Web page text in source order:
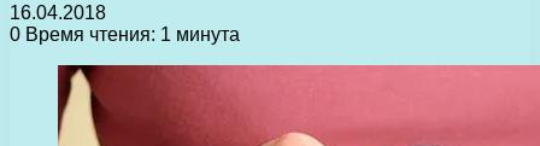
16.04.2018
0 Время чтения: 1 минута